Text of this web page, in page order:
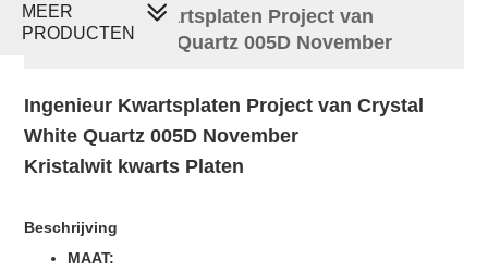
Ingenieur Kwartsplaten Project van
Crystal White Quartz 005D November
Ingenieur Kwartsplaten Project van Crystal
White Quartz 005D November
Kristalwit kwarts Platen
Beschrijving
MAAT:
MEER
PRODUCTEN